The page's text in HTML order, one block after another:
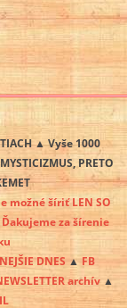
▲ Vyše 1000
PRETO
možné šíriť LEN SO
Ďakujeme za šírenie
DNES ▲FB
archív ▲